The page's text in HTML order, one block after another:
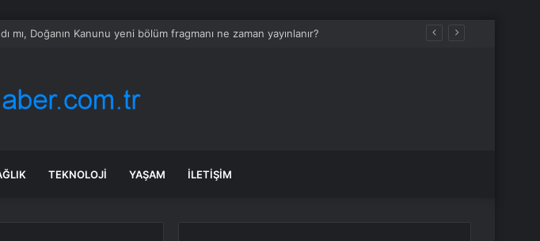
mı, Doğanın Kanunu yeni bölüm fragmanı ne zaman yayınlanır?
TEKNOLOJI YAŞAM İLETIŞIM